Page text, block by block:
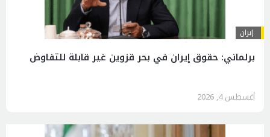
إيران
برلماني: حقوق إيران في بحر قزوين غير قابلة للتفاوض
أغسطس 4, 2026